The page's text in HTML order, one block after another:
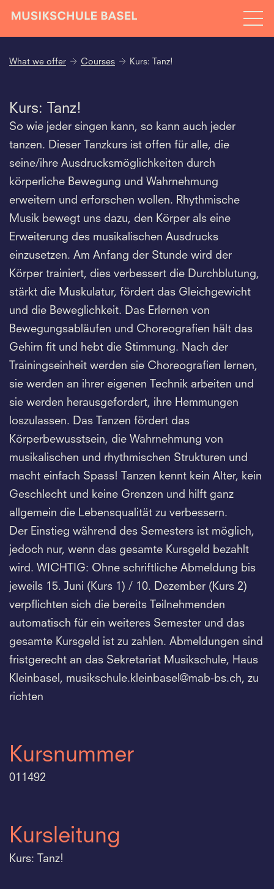
What we offer Courses Kurs: Tanz!
Kurs: Tanz!
So wie jeder singen kann, so kann auch jeder
tanzen. Dieser Tanzkurs ist offen für alle, die
seine/ihre Ausdrucksmöglichkeiten durch
körperliche Bewegung und Wahrnehmung
erweitern und erforschen wollen. Rhythmische
Musik bewegt uns dazu, den Körper als eine
Erweiterung des musikalischen Ausdrucks
einzusetzen. Am Anfang der Stunde wird der
Körper trainiert, dies verbessert die Durchblutung,
stärkt die Muskulatur, fördert das Gleichgewicht
und die Beweglichkeit. Das Erlernen von
Bewegungsabläufen und Choreografien hält das
Gehirn fit und hebt die Stimmung. Nach der
Trainingseinheit werden sie Choreografien lernen,
sie werden an ihrer eigenen Technik arbeiten und
sie werden herausgefordert, ihre Hemmungen
loszulassen. Das Tanzen fördert das
Körperbewusstsein, die Wahrnehmung von
musikalischen und rhythmischen Strukturen und
macht einfach Spass! Tanzen kennt kein Alter, kein
Geschlecht und keine Grenzen und hilft ganz
allgemein die Lebensqualität zu verbessern.
Der Einstieg während des Semesters ist möglich,
jedoch nur, wenn das gesamte Kursgeld bezahlt
wird. WICHTIG: Ohne schriftliche Abmeldung bis
jeweils 15. Juni (Kurs 1) / 10. Dezember (Kurs 2)
verpflichten sich die bereits Teilnehmenden
automatisch für ein weiteres Semester und das
gesamte Kursgeld ist zu zahlen. Abmeldungen sind
fristgerecht an das Sekretariat Musikschule, Haus
Kleinbasel, musikschule. kleinbasel@mab-bs.ch, zu
richten
Kursnummer
011492
Kursleitung
Kurs: Tanz!